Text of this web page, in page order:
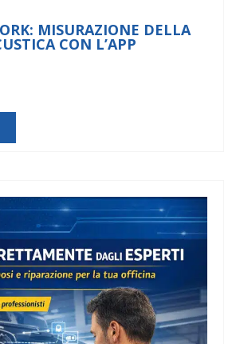
MISURAZIONE DELLA
CON L’APP